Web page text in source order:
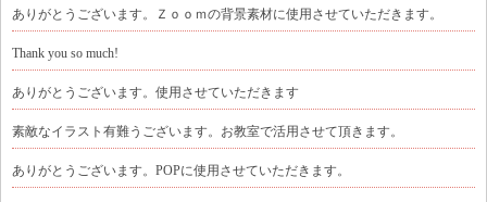
ありがとうございます。Ｚｏｏｍの背景素材に使用させていただきます。
Thank you so much!
ありがとうございます。使用させていただきます
素敵なイラスト有難うございます。お教室で活用させて頂きます。
ありがとうございます。POPに使用させていただきます。